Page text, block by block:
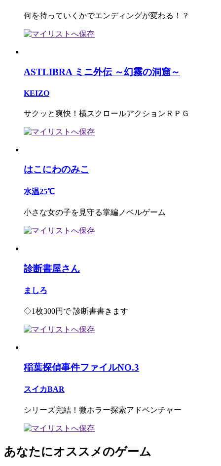
何を持っていくかでエンディングが変わる！？
ASTLIBRA ミニ外伝 ～幻霧の洞窟～
KEIZO
サクッと爽快！横スクロールアクションＲＰＧ
はこにわのみこ
水温25℃
小さな女の子を見守る掌編ノベルゲーム
診断書屋さん
ましろ
◇1枚300円で 診断書書きます
稲葉探偵事件ファイルNO.3
スイカBAR
シリーズ完結！微ホラー探索アドベンチャー
あなたにオススメのゲーム